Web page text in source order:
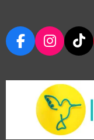
F
A
I
N
T
A
R
T
I
T
O
K